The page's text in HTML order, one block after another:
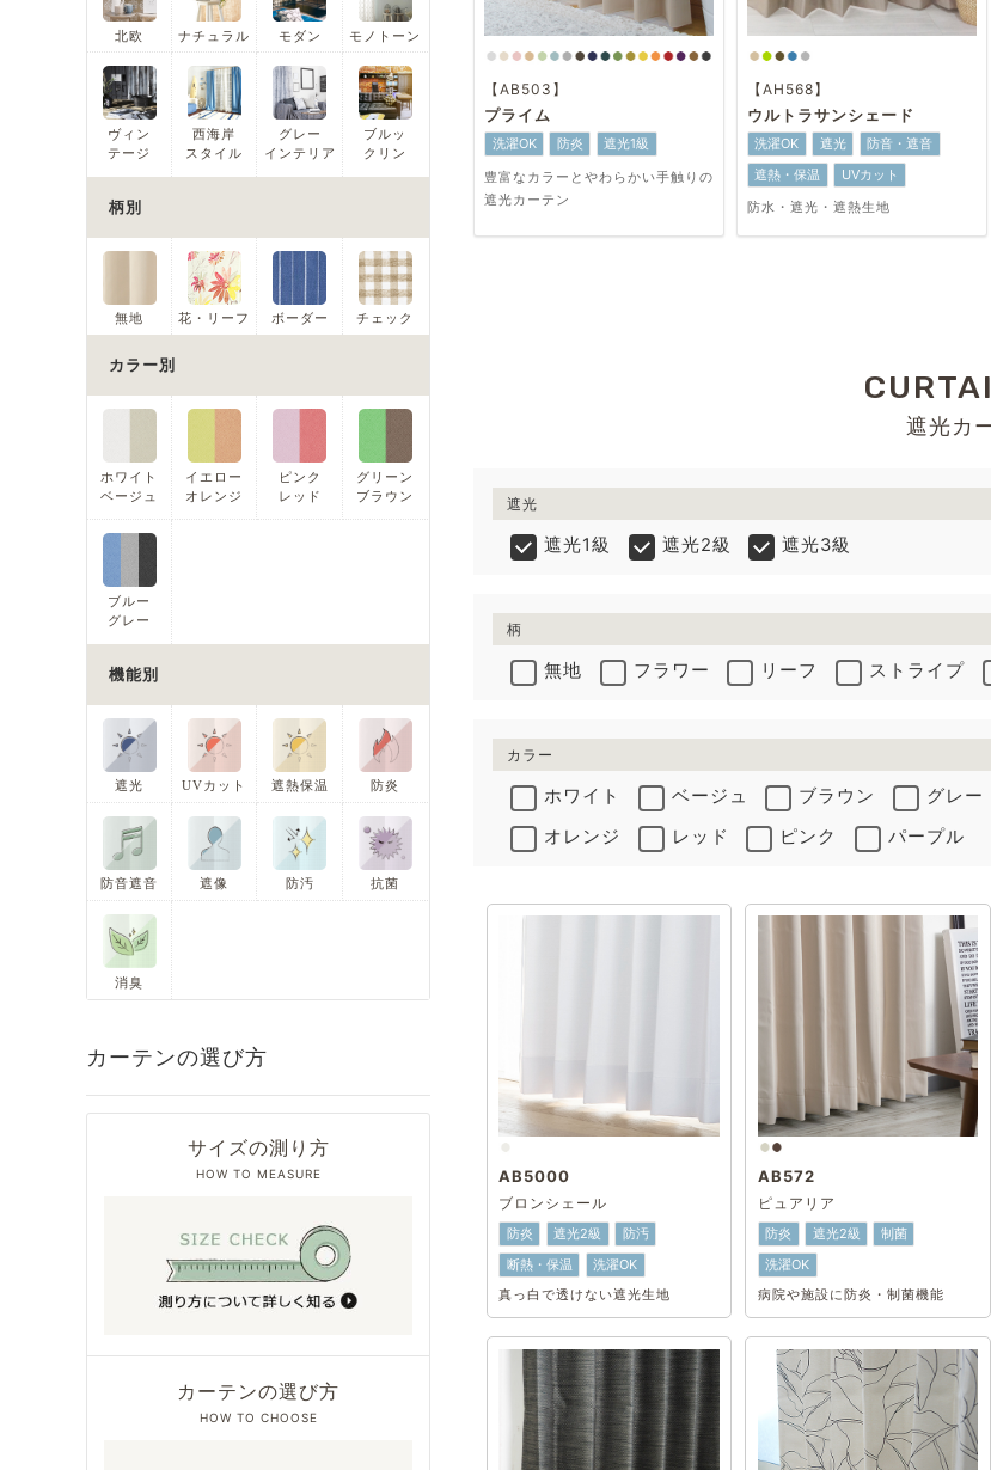
【AB503】
プライム
洗濯OK 防炎
遮光1級
豊富なカラーとやわらかい手触りの
遮光カーテン
【AH568】
ウルトラサンシェード
洗濯OK 遮光
防音・遮音
遮熱・保温
UVカット
防水・遮光・遮熱生地
遮光カ
遮光
遮光1級 遮光2級 遮光3級
柄
無地 フラワー リーフ ストライプ
カラー
ホワイト ベージュ ブラウン グレー
オレンジ
レッド ピンク パープル
AB5000
ブロンシェール
防炎 遮光2級
防汚
断熱・保温
洗濯OK
真っ白で透けない遮光生地
AB572
ピュアリア
防炎 遮光2級
制菌
洗濯OK
病院や施設に防炎・制菌機能
北欧 ナチュラル モダン モノトーン
ヴィン
テージ
西海岸
スタイル
グレー
インテリア
ブルッ
クリン
柄別
無地 花・リーフ ボーダー チェック
カラー別
ホワイト
ベージュ
イエロー
オレンジ
ピンク
レッド
グリーン
ブラウン
ブルー
グレー
機能別
遮光 UVカット 遮熱保温 防炎
防音遮音 遮像 防汚 抗菌
消臭
カーテンの選び方
サイズの測り方
HOW TO MEASURE
カーテンの選び方
HOW TO CHOOSE